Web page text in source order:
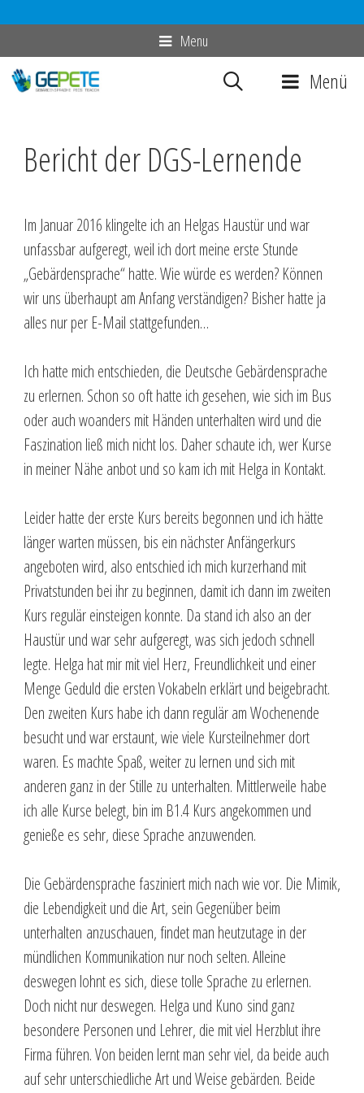
Inhalt
springen
Menu
Menü
Bericht der DGS-Lernende
Im Januar 2016 klingelte ich an Helgas Haustür und war
unfassbar aufgeregt, weil ich dort meine erste Stunde
„Gebärdensprache“ hatte. Wie würde es werden? Können
wir uns überhaupt am Anfang verständigen? Bisher hatte ja
alles nur per E-Mail stattgefunden…
Ich hatte mich entschieden, die Deutsche Gebärdensprache
zu erlernen. Schon so oft hatte ich gesehen, wie sich im Bus
oder auch woanders mit Händen unterhalten wird und die
Faszination ließ mich nicht los. Daher schaute ich, wer Kurse
in meiner Nähe anbot und so kam ich mit Helga in Kontakt.
Leider hatte der erste Kurs bereits begonnen und ich hätte
länger warten müssen, bis ein nächster Anfängerkurs
angeboten wird, also entschied ich mich kurzerhand mit
Privatstunden bei ihr zu beginnen, damit ich dann im zweiten
Kurs regulär einsteigen konnte. Da stand ich also an der
Haustür und war sehr aufgeregt, was sich jedoch schnell
legte. Helga hat mir mit viel Herz, Freundlichkeit und einer
Menge Geduld die ersten Vokabeln erklärt und beigebracht.
Den zweiten Kurs habe ich dann regulär am Wochenende
besucht und war erstaunt, wie viele Kursteilnehmer dort
waren. Es machte Spaß, weiter zu lernen und sich mit
anderen ganz in der Stille zu unterhalten. Mittlerweile habe
ich alle Kurse belegt, bin im B1.4 Kurs angekommen und
genieße es sehr, diese Sprache anzuwenden.
Die Gebärdensprache fasziniert mich nach wie vor. Die Mimik,
die Lebendigkeit und die Art, sein Gegenüber beim
unterhalten anzuschauen, findet man heutzutage in der
mündlichen Kommunikation nur noch selten. Alleine
deswegen lohnt es sich, diese tolle Sprache zu erlernen.
Doch nicht nur deswegen. Helga und Kuno sind ganz
besondere Personen und Lehrer, die mit viel Herzblut ihre
Firma führen. Von beiden lernt man sehr viel, da beide auch
auf sehr unterschiedliche Art und Weise gebärden. Beide